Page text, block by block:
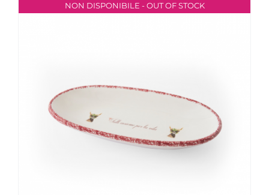
NON DISPONIBILE - OUT OF STOCK